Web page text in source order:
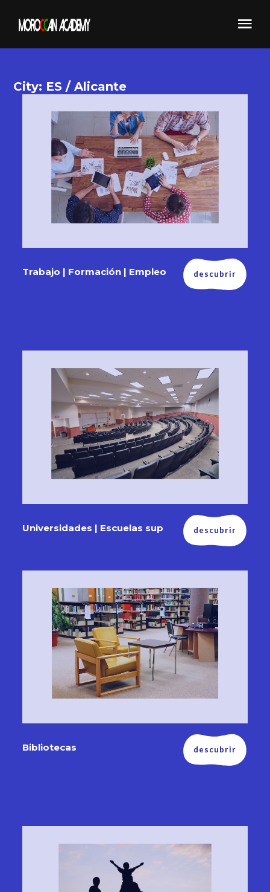
City: ES / Alicante
Trabajo | Formación | Empleo descubrir
Universidades | Escuelas sup descubrir
Bibliotecas descubrir